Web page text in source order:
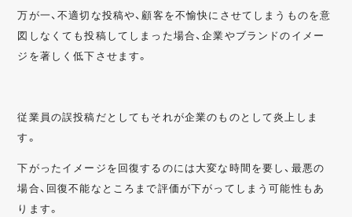
万が一、不適切な投稿や、顧客を不愉快にさせてしまうものを意
図しなくても投稿してしまった場合、企業やブランドのイメー
ジを著しく低下させます。
従業員の誤投稿だとしてもそれが企業のものとして炎上しま
す。
下がったイメージを回復するのには大変な時間を要し、最悪の
場合、回復不能なところまで評価が下がってしまう可能性もあ
ります。